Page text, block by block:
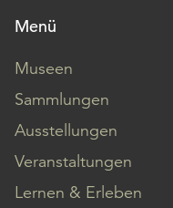
Menü
Museen
Sammlungen
Ausstellungen
Veranstaltungen
Lernen & Erleben